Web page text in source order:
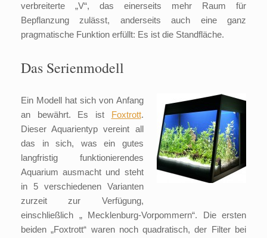
verbreiterte „V“, das einerseits mehr Raum für
Bepflanzung zulässt, anderseits auch eine ganz
pragmatische Funktion erfüllt: Es ist die Standfläche.
Das Serienmodell
Ein Modell hat sich von Anfang
an bewährt. Es ist Foxtrott.
Dieser Aquarientyp vereint all
das in sich, was ein gutes
langfristig funktionierendes
Aquarium ausmacht und steht
in 5 verschiedenen Varianten
zurzeit zur Verfügung,
einschließlich „ Mecklenburg-Vorpommern“. Die ersten
beiden „Foxtrott“ waren noch quadratisch, der Filter bei